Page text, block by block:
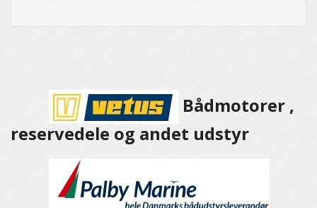
Bådmotorer ,
reservedele og andet udstyr